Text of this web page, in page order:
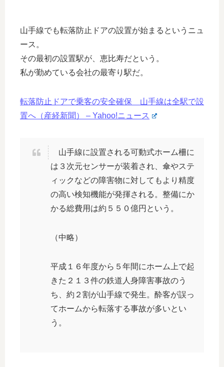
山手線でも転落防止ドアの設置が始まるというニュ
ース。
その最初の設置駅が、恵比寿だという。
私が勤めている会社の最寄り駅だ。
転落防止ドアで乗客の安全確保 山手線は全駅で設
置へ（産経新聞） – Yahoo!ニュース
山手線に設置される可動式ホーム柵に
は３次元センサーが装着され、傘やステ
ィックなどの障害物に対してもより精度
の高い検知機能が発揮される。整備にか
かる総費用は約５５０億円という。
（中略）
平成１６年度から５年間にホーム上で起
きた２１３件の鉄道人身障害事故のう
ち、約２割が山手線で発生。酔客が誤っ
てホームから転落する事故が多いとい
う。